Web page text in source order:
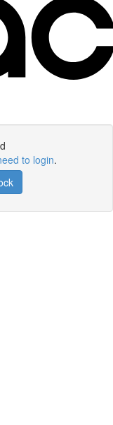
to login.